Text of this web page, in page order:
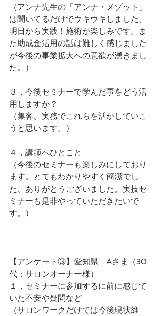
（アンナ先生の「アンナ・メゾット」
は聞いてるだけでウキウキしました。
明日から実践！施術が楽しみです。ま
た助成金活用の話は難しく感じました
が今後の事業拡大への意欲が湧きまし
た。）
３，今後セミナーで学んだ事をどう活
用しますか？
（集客、実務でこれらを活かしていこ
うと思います。）
４，講師へひとこと
（今後のセミナーも楽しみにしており
ます。とてもわかりやすく簡潔でし
た、ありがとうございました。実技セ
ミナーも是非やっていただきたいで
す。）
【アンケート③】愛知県　Aさま（30
代：サロンオーナー様）
１，セミナーに参加するに前に感じて
いた不安や疑問など
（サロンワークだけでは今後現状維